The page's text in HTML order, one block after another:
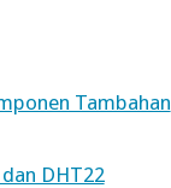
Tambahan
DHT22